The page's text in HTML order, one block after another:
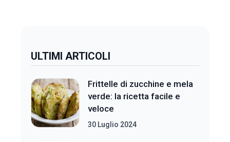
ULTIMI ARTICOLI
Frittelle di zucchine e mela
verde: la ricetta facile e
veloce
30 Luglio 2024